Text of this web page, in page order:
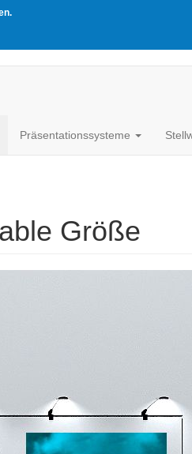
Präsentationssysteme
Größe